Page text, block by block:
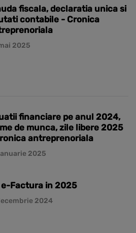
fiscala, declaratia unica si
contabile - Cronica
2025
financiare pe anul 2024,
de munca, zile libere 2025
antreprenoriala
2025
e-Factura in 2025
2024